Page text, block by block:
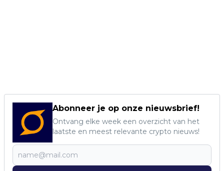
Abonneer je op onze nieuwsbrief!
Ontvang elke week een overzicht van het
laatste en meest relevante crypto nieuws!